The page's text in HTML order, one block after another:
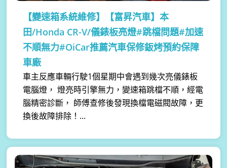
【變速箱系統維修】
【富昇汽車】本
田/Honda CR-V/儀錶板亮燈#跳檔問題#加速
不順無力#OiCar推薦汽車保修鈑烤預約保障
車廠
車主反應車輛行駛1個星期中會遇到幾次亮儀錶板
電腦燈， 燈亮時引擎無力，變速箱跳檔不順，經電
腦精密診斷， 師傅查修後發現換檔電磁閥故障，更
換後故障排除！...